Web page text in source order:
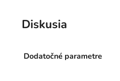
Diskusia
Dodatočné parametre